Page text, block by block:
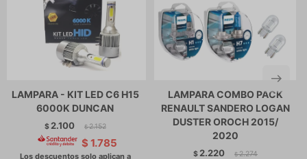
LAMPARA - KIT LED C6 H15
6000K DUNCAN
$ 2.100 $ 2.152
$ 1.785
LAMPARA COMBO PACK
RENAULT SANDERO LOGAN
DUSTER OROCH 2015/
2020
$ 2.220 $ 2.274